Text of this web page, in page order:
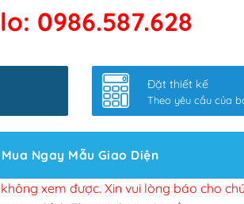
kết google, cập nhật sitemap(+50,000₫)
slider chính (+200,000₫)
site Wordpress(+100,000₫)
đăng web(+300,000₫)
0986.587.628
Đặt thiết kế
Theo yêu cầu của
Mua Ngay Mẫu Giao Diện
xem được. Xin vui lòng báo cho